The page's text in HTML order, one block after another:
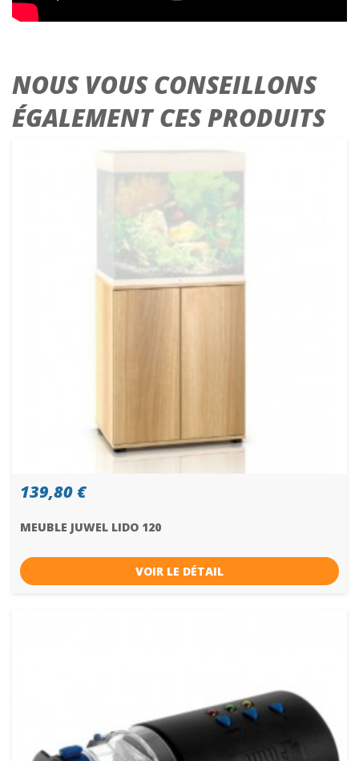
NOUS VOUS CONSEILLONS
ÉGALEMENT CES PRODUITS
139,80 €
MEUBLE JUWEL LIDO 120
VOIR LE DÉTAIL